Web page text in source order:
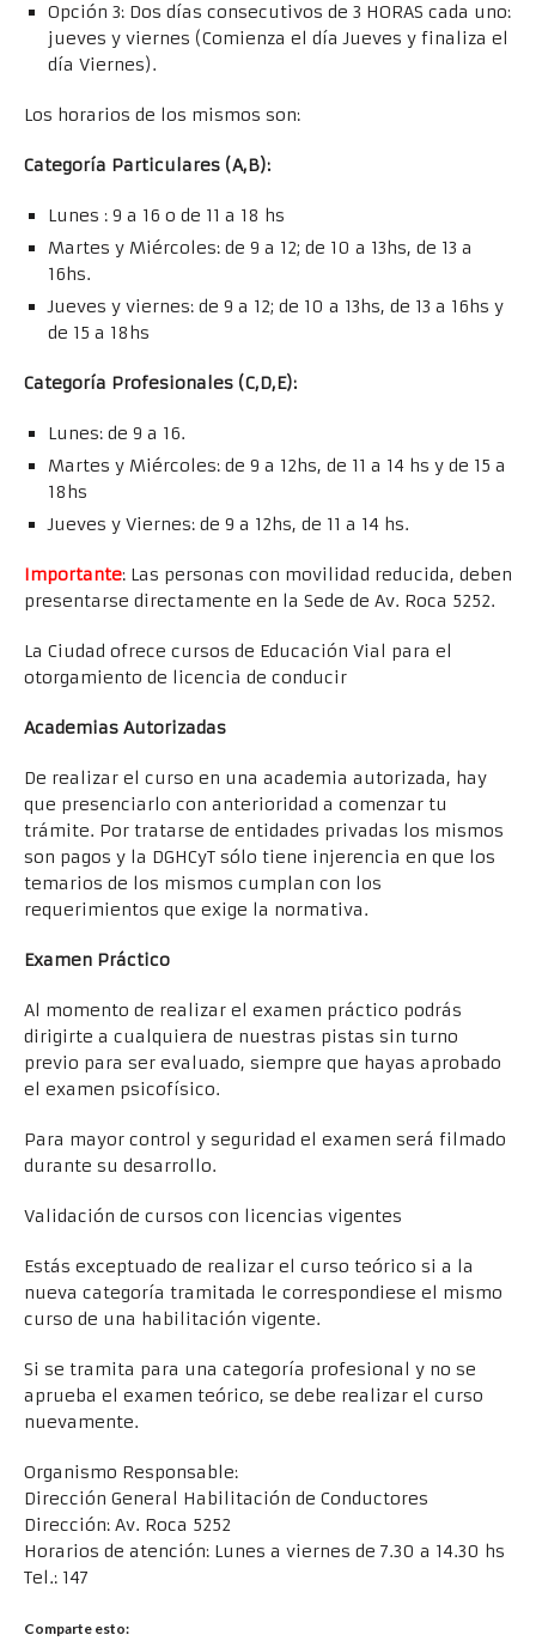
Opción 3: Dos días consecutivos de 3 HORAS cada uno:
jueves y viernes (Comienza el día Jueves y finaliza el
día Viernes).
Los horarios de los mismos son:
Categoría Particulares (A,B):
Lunes : 9 a 16 o de 11 a 18 hs
Martes y Miércoles: de 9 a 12; de 10 a 13hs, de 13 a
16hs.
Jueves y viernes: de 9 a 12; de 10 a 13hs, de 13 a 16hs y
de 15 a 18hs
Categoría Profesionales (C,D,E):
Lunes: de 9 a 16.
Martes y Miércoles: de 9 a 12hs, de 11 a 14 hs y de 15 a
18hs
Jueves y Viernes: de 9 a 12hs, de 11 a 14 hs.
Importante: Las personas con movilidad reducida, deben
presentarse directamente en la Sede de Av. Roca 5252.
La Ciudad ofrece cursos de Educación Vial para el
otorgamiento de licencia de conducir
Academias Autorizadas
De realizar el curso en una academia autorizada, hay
que presenciarlo con anterioridad a comenzar tu
trámite. Por tratarse de entidades privadas los mismos
son pagos y la DGHCyT sólo tiene injerencia en que los
temarios de los mismos cumplan con los
requerimientos que exige la normativa.
Examen Práctico
Al momento de realizar el examen práctico podrás
dirigirte a cualquiera de nuestras pistas sin turno
previo para ser evaluado, siempre que hayas aprobado
el examen psicofísico.
Para mayor control y seguridad el examen será filmado
durante su desarrollo.
Validación de cursos con licencias vigentes
Estás exceptuado de realizar el curso teórico si a la
nueva categoría tramitada le correspondiese el mismo
curso de una habilitación vigente.
Si se tramita para una categoría profesional y no se
aprueba el examen teórico, se debe realizar el curso
nuevamente.
Organismo Responsable:
Dirección General Habilitación de Conductores
Dirección: Av. Roca 5252
Horarios de atención: Lunes a viernes de 7.30 a 14.30 hs
Tel.: 147
Comparte esto: